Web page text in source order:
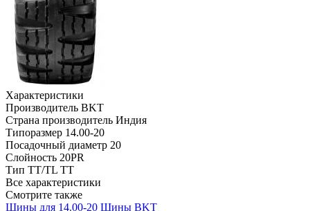
Характеристики
Производитель BKT
Страна производитель Индия
Типоразмер 14.00-20
Посадочный диаметр 20
Слойность 20PR
Тип TT/TL TT
Все характеристики
Смотрите также
Шины для 14.00-20 Шины BKT